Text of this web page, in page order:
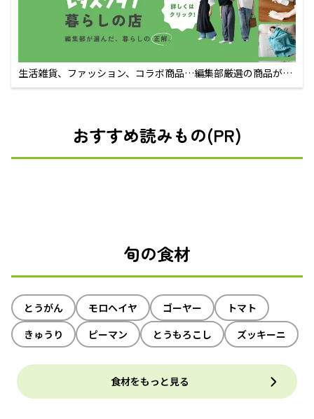
生活雑貨、ファッション、コラボ商品…編集部厳選の商品が買
えるECサイト
おすすめ読みもの(PR)
旬の食材
とうがん モロヘイヤ ゴーヤー
トマト
きゅうり
ピーマン とうもろこし ズッキーニ
食材をもっと見る